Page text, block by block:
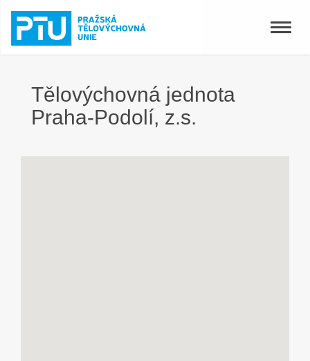
Toggle
Tělovýchovná jednota
Praha-Podolí, z.s.